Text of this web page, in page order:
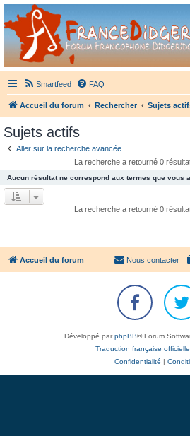
France Didgeridoo
Didgeridoo et Guimbarde sur France Didgeridoo -
Smartfeed FAQ
Accueil du forum Rechercher Sujets
Sujets actifs
Aller sur la recherche avancée
La recherche a retourné 0
Aucun résultat ne correspond aux termes que vous
La recherche a retourné 0
Accueil du forum Nous contacter
Développé parphpBB® Forum
Traduction française officielle
Confidentialité |